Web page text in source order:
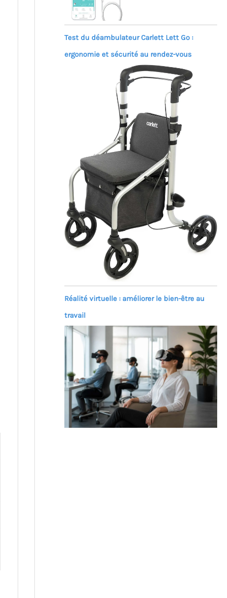
Test du déambulateur Carlett Lett Go :
ergonomie et sécurité au rendez-vous
Réalité virtuelle : améliorer le bien-être au
travail